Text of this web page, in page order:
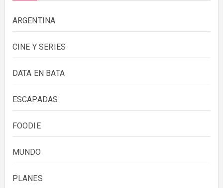
ARGENTINA
CINE Y SERIES
DATA EN BATA
ESCAPADAS
FOODIE
MUNDO
PLANES